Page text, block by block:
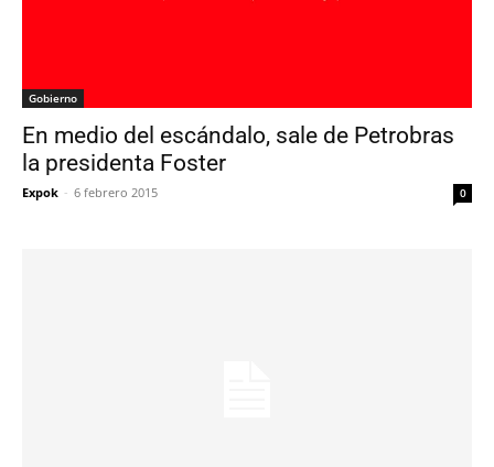
Gobierno
En medio del escándalo, sale de Petrobras
la presidenta Foster
Expok - 6 febrero 2015 0